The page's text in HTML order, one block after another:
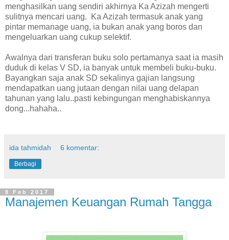
menghasilkan uang sendiri akhirnya Ka Azizah mengerti
sulitnya mencari uang. Ka Azizah termasuk anak yang
pintar memanage uang, ia bukan anak yang boros dan
mengeluarkan uang cukup selektif.
Awalnya dari transferan buku solo pertamanya saat ia masih
duduk di kelas V SD, ia banyak untuk membeli buku-buku.
Bayangkan saja anak SD sekalinya gajian langsung
mendapatkan uang jutaan dengan nilai uang delapan
tahunan yang lalu..pasti kebingungan menghabiskannya
dong...hahaha..
ida tahmidah 6 komentar:
Berbagi
8 Feb 2017
Manajemen Keuangan Rumah Tangga